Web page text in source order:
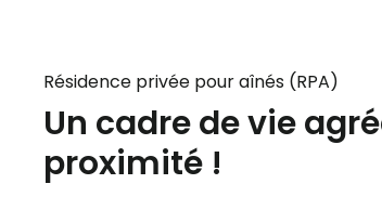
Résidence privée pour aînés (RPA)
Un cadre de vie
proximité !